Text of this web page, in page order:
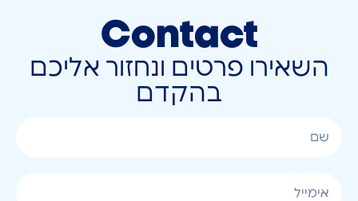
Contact
השאירו פרטים ונחזור אליכם
בהקדם